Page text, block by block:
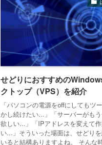
せどりにおすすめの
クトップ（VPS）を紹介
「パソコンの電源をoffにしてもツ
かし続けたい...」「サーバーがも
欲しい...」「IPアドレスを変えて
い...」そういった場面は、せどり
いると結構ありますよね。 そんな